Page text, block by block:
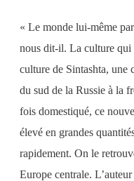
« Le monde lui-même
nous dit-il. La culture qui
culture de Sintashta,
du sud de la Russie à la
fois domestiqué, ce
élevé en grandes
rapidement. On le
Europe centrale.